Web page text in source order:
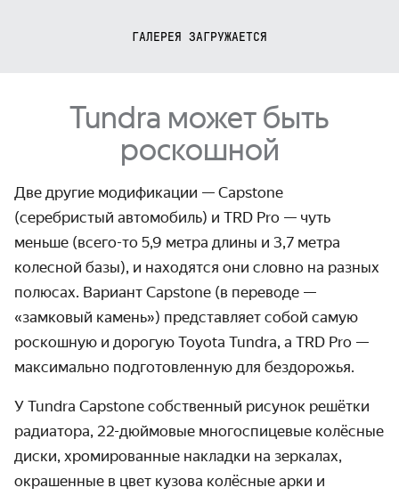
ГАЛЕРЕЯ ЗАГРУЖАЕТСЯ
Tundra может быть
роскошной
Две другие модификации — Capstone
(серебристый автомобиль) и TRD Pro — чуть
меньше (всего-то 5,9 метра длины и 3,7 метра
колесной базы), и находятся они словно на разных
полюсах. Вариант Capstone (в переводе —
«замковый камень») представляет собой самую
роскошную и дорогую Toyota Tundra, а TRD Pro —
максимально подготовленную для бездорожья.
У Tundra Capstone собственный рисунок решётки
радиатора, 22-дюймовые многоспицевые колёсные
диски, хромированные накладки на зеркалах,
окрашенные в цвет кузова колёсные арки и